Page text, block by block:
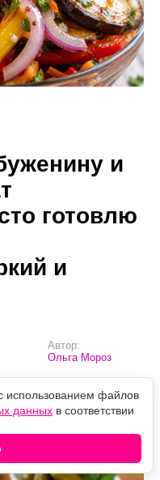
и
готовлю
и
Автор:
Ольга Мороз
салат,
не только
использованием файлов
данных в соответствии